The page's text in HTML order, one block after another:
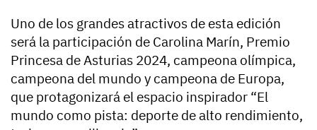
Uno de los grandes atractivos de esta edición
será la participación de Carolina Marín, Premio
Princesa de Asturias 2024, campeona olímpica,
campeona del mundo y campeona de Europa,
que protagonizará el espacio inspirador “El
mundo como pista: deporte de alto rendimiento,